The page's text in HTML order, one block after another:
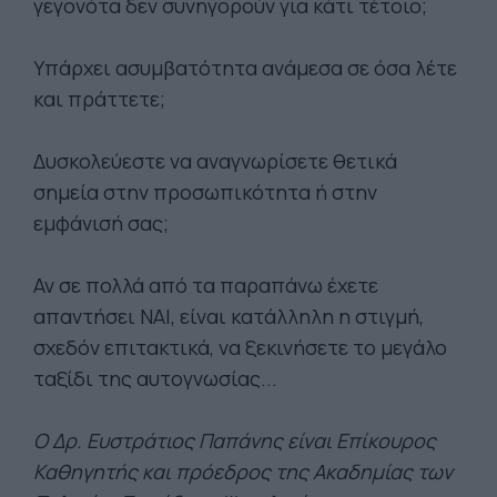
γεγονότα δεν συνηγορούν για κάτι τέτοιο;
Υπάρχει ασυμβατότητα ανάμεσα σε όσα λέτε
και πράττετε;
Δυσκολεύεστε να αναγνωρίσετε θετικά
σημεία στην προσωπικότητα ή στην
εμφάνισή σας;
Αν σε πολλά από τα παραπάνω έχετε
απαντήσει ΝΑΙ, είναι κατάλληλη η στιγμή,
σχεδόν επιτακτικά, να ξεκινήσετε το μεγάλο
ταξίδι της αυτογνωσίας...
Ο Δρ. Ευστράτιος Παπάνης είναι Επίκουρος
Καθηγητής και πρόεδρος της Ακαδημίας των